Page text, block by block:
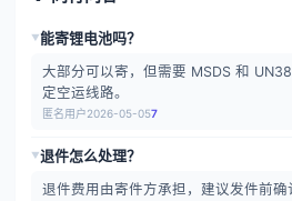
▶能寄锂电池吗？
大部分可以寄，但需要 MSDS 和
定空运线路。
匿名用户2026-05-057
▶退件怎么处理？
退件费用由寄件方承担，建议发件前